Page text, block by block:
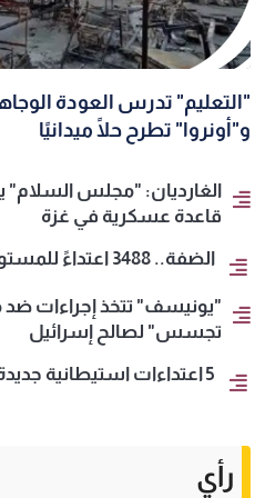
"التعليم" تدرس العودة
و"أونروا" تطرح حلًا ميدانيًا
الغارديان: "مجلس
قاعدة عسكرية في غزة
الضفة.. 3488 اعتداءً للمستوطنين خلال 6 أشهر
"يونيسف" تتخذ إجراءات
تجسس" لصالح إسرائيل
5 اعتداءات استيطانية جديدة بالضفة الفلسطينية
رأي